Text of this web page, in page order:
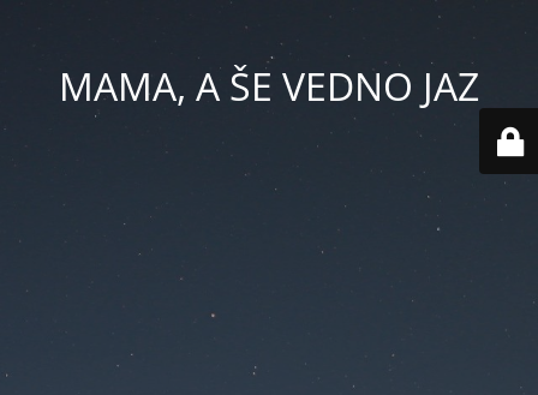
MAMA, A ŠE VEDNO JAZ